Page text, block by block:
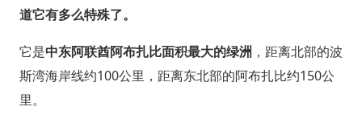
道它有多么特殊了。
它是中东阿联酋阿布扎比面积最大的绿洲 ，距离北部的波
斯湾海岸线约100公里，距离东北部的阿布扎比约150公
里。